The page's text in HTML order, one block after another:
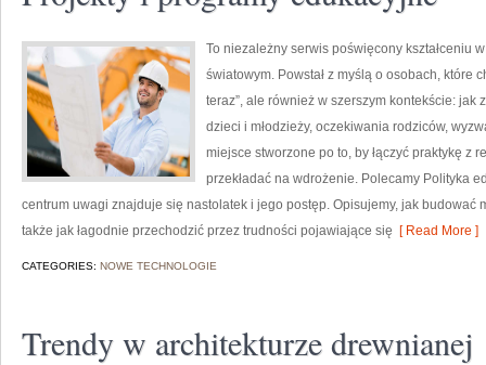
To niezależny serwis poświęcony kształceniu
światowym. Powstał z myślą o osobach, które
teraz”, ale również w szerszym kontekście: jak
dzieci i młodzieży, oczekiwania rodziców,
miejsce stworzone po to, by łączyć praktykę z
przekładać na wdrożenie. Polecamy Polityka
centrum uwagi znajduje się nastolatek i jego postęp. Opisujemy, jak budować
także jak łagodnie przechodzić przez trudności pojawiające się [ Read More ]
CATEGORIES: NOWE TECHNOLOGIE
Trendy w architekturze drewnianej